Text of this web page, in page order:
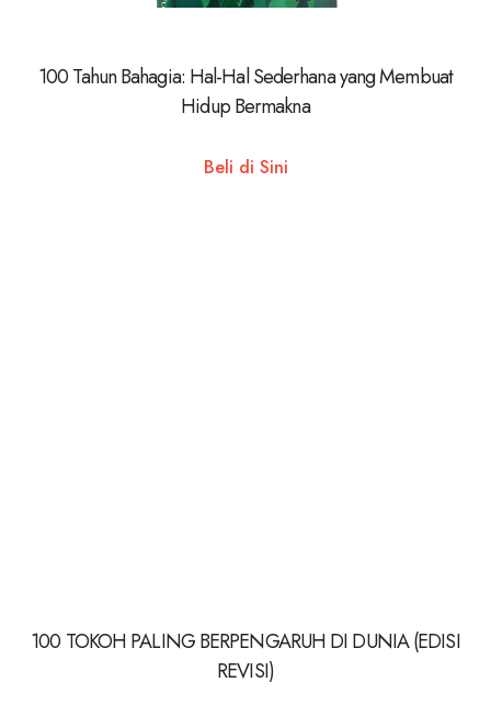
100 Tahun Bahagia: Hal-Hal Sederhana yang Membuat
Hidup Bermakna
Beli di Sini
100 TOKOH PALING BERPENGARUH DI DUNIA (EDISI
REVISI)